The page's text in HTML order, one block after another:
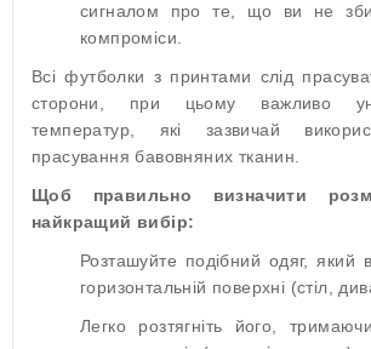
сигналом про те, що ви не
компроміси.
Всі футболки з принтами слід
сторони, при цьому важливо
температур, які зазвичай
прасування бавовняних тканин.
Щоб правильно визначити
найкращий вибір:
Розташуйте подібний одяг, який
горизонтальній поверхні (стіл,
Легко розтягніть його,